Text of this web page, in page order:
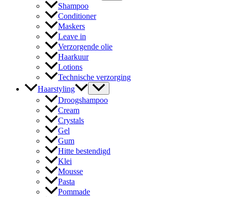
Shampoo
Conditioner
Maskers
Leave in
Verzorgende olie
Haarkuur
Lotions
Technische verzorging
Haarstyling
Droogshampoo
Cream
Crystals
Gel
Gum
Hitte bestendigd
Klei
Mousse
Pasta
Pommade